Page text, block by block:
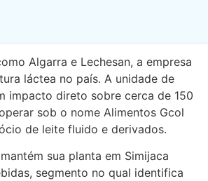
Algarra e Lechesan, a empresa
láctea no país. A unidade de
impacto direto sobre cerca de 150
sob o nome Alimentos Gcol
de leite fluido e derivados.
sua planta em Simijaca
segmento no qual identifica